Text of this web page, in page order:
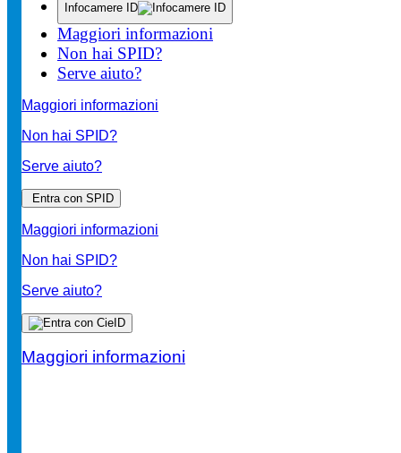
Infocamere ID
Maggiori informazioni
Non hai SPID?
Serve aiuto?
Maggiori informazioni
Non hai SPID?
Serve aiuto?
Entra con SPID
Maggiori informazioni
Non hai SPID?
Serve aiuto?
Maggiori informazioni